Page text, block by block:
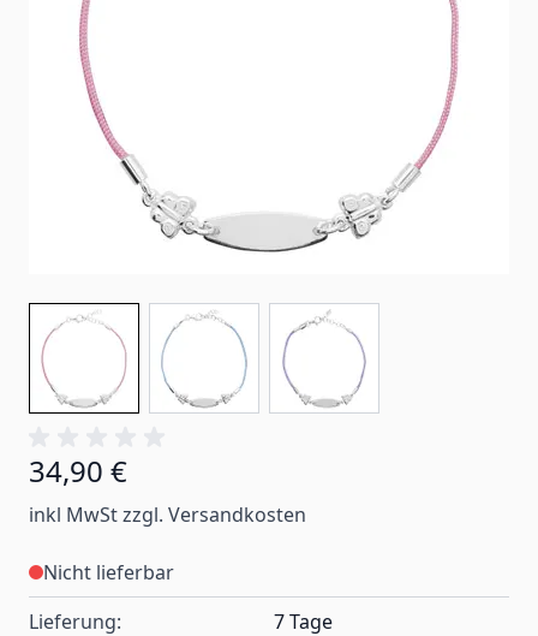
34,90 €
inkl MwSt zzgl. Versandkosten
Nicht lieferbar
Lieferung:
7 Tage